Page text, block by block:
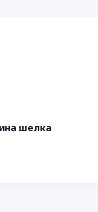
шелка